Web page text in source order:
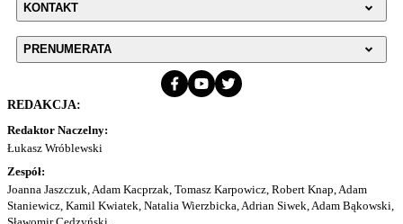
KONTAKT
PRENUMERATA
REDAKCJA:
Redaktor Naczelny:
Łukasz Wróblewski
Zespół:
Joanna Jaszczuk, Adam Kacprzak, Tomasz Karpowicz, Robert Knap, Adam
Staniewicz, Kamil Kwiatek, Natalia Wierzbicka, Adrian Siwek, Adam Bąkowski,